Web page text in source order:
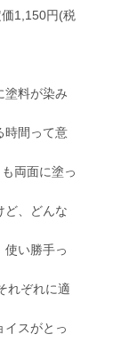
1,150円(税
料が染み
時間って意
両面に塗っ
、どんな
い勝手っ
れぞれに適
スがとっ